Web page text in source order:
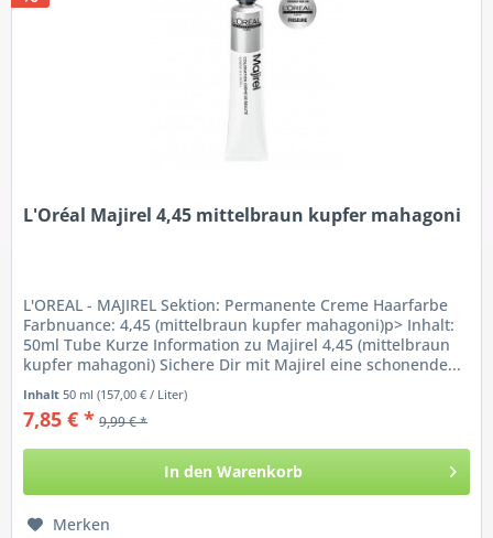
L'Oréal Majirel 4,45 mittelbraun kupfer mahagoni
L'OREAL - MAJIREL Sektion: Permanente Creme Haarfarbe
Farbnuance: 4,45 (mittelbraun kupfer mahagoni)p> Inhalt:
50ml Tube Kurze Information zu Majirel 4,45 (mittelbraun
kupfer mahagoni) Sichere Dir mit Majirel eine schonende...
Inhalt50 ml(157,00 € / Liter)
7,85 € * 9,99 € *
In den Warenkorb
Merken